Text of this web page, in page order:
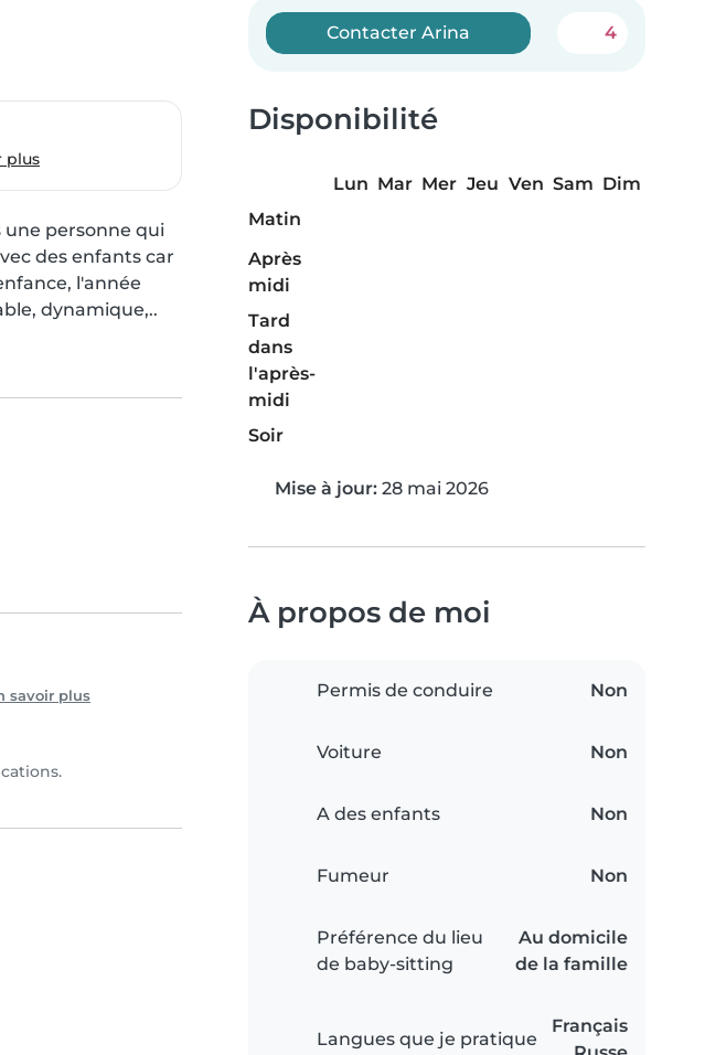
plus
une personne qui
des enfants car
l'année
dynamique,..
savoir plus
Contacter Arina 4
Disponibilité
Lun Mar Mer Jeu Ven Sam Dim
Matin
Après
midi
Tard
dans
l'après-
midi
Soir
Mise à jour: 28 mai 2026
À propos de moi
Permis de conduire Non
Voiture Non
A des enfants Non
Fumeur Non
Préférence du lieu
de baby-sitting
Au domicile
de la famille
Langues que je pratique
Français